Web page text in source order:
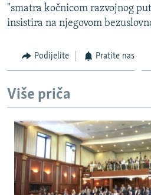
"smatra kočnicom razvojnog
insistira na njegovom
Podijelite Pratite nas
Više priča